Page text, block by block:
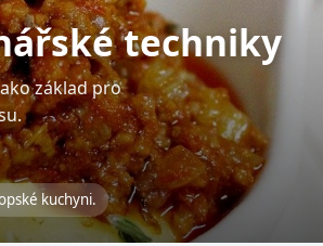
techniky
základ pro
kuchyni.